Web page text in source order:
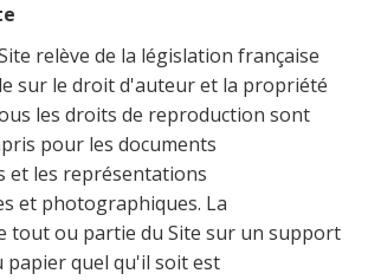
relève de la législation française
sur le droit d'auteur et la propriété
les droits de reproduction sont
pour les documents
et les représentations
et photographiques. La
tout ou partie du Site sur un support
papier quel qu'il soit est